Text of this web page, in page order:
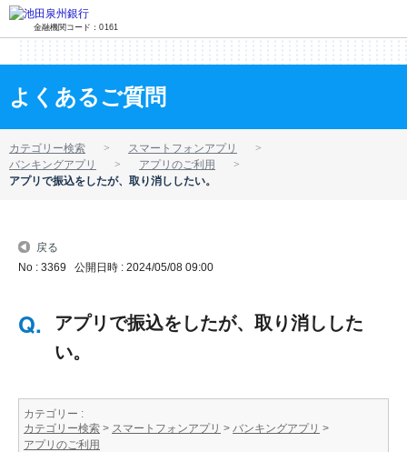
金融機関コード：0161
よくあるご質問
カテゴリー検索
スマートフォンアプリ
バンキングアプリ
アプリのご利用
アプリで振込をしたが、取り消ししたい。
戻る
No : 3369 公開日時 : 2024/05/08 09:00
アプリで振込をしたが、取り消しした
い。
カテゴリー :
カテゴリー検索 > スマートフォンアプリ > バンキングアプリ >
アプリのご利用